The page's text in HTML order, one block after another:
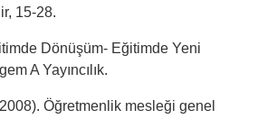
15-28.
Dönüşüm- Eğitimde Yeni
A Yayıncılık.
Öğretmenlik mesleği genel